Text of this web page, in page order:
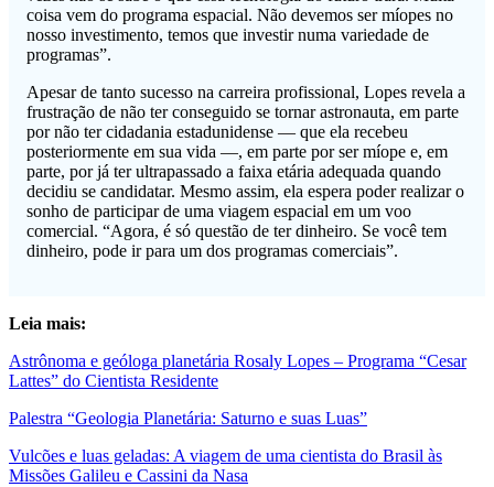
coisa vem do programa espacial. Não devemos ser míopes no
nosso investimento, temos que investir numa variedade de
programas”.
Apesar de tanto sucesso na carreira profissional, Lopes revela a
frustração de não ter conseguido se tornar astronauta, em parte
por não ter cidadania estadunidense — que ela recebeu
posteriormente em sua vida —, em parte por ser míope e, em
parte, por já ter ultrapassado a faixa etária adequada quando
decidiu se candidatar. Mesmo assim, ela espera poder realizar o
sonho de participar de uma viagem espacial em um voo
comercial. “Agora, é só questão de ter dinheiro. Se você tem
dinheiro, pode ir para um dos programas comerciais”.
Leia mais:
Astrônoma e geóloga planetária Rosaly Lopes – Programa “Cesar
Lattes” do Cientista Residente
Palestra “Geologia Planetária: Saturno e suas Luas”
Vulcões e luas geladas: A viagem de uma cientista do Brasil às
Missões Galileu e Cassini da Nasa